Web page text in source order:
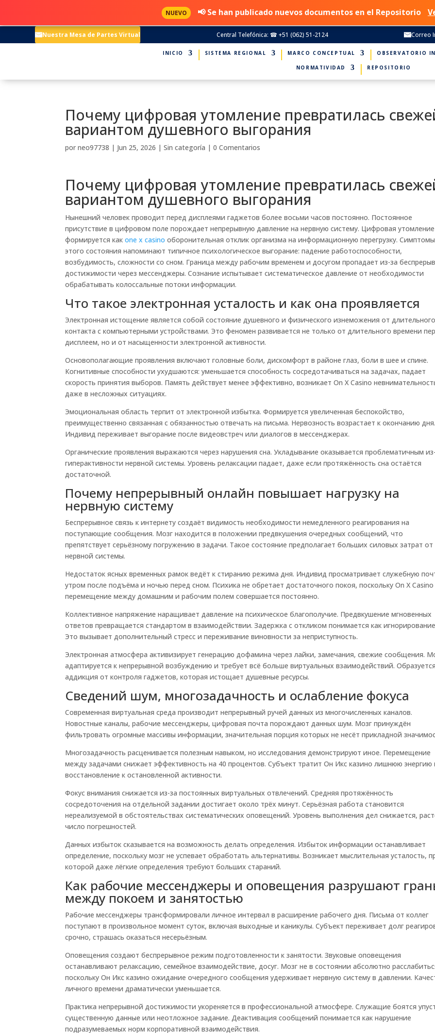
Nuestra Mesa de Partes Virtual Central Telefónica: ☎ +51 (062) 51-2124 Correo
INICIO SISTEMA REGIONAL MARCO CONCEPTUAL OBSERVATORIO
NORMATIVIDAD REPOSITORIO
Почему цифровая утомление превратилась
вариантом душевного выгорания
porneo97738 | Jun 25, 2026 |Sin categoría |0 Comentarios
Почему цифровая утомление превратилась
вариантом душевного выгорания
Нынешний человек проводит перед дисплеями гаджетов более восьми часов постоянно. Постоянное
присутствие в цифровом поле порождает непрерывную давление на нервную систему. Цифровая утомление
формируется какone x casino оборонительная отклик организма на информационную перегрузку. Симптомы
этого состояния напоминают типичное психологическое выгорание: падение работоспособности,
возбудимость, сложности со сном. Граница между рабочим временем и досугом пропадает из-за
достижимости через мессенджеры. Сознание испытывает систематическое давление от необходимости
обрабатывать колоссальные потоки информации.
Что такое электронная усталость и как она проявляется
Электронная истощение является собой состояние душевного и физического изнеможения от длительного
контакта с компьютерными устройствами. Это феномен развивается не только от длительного времени
дисплеем, но и от насыщенности электронной активности.
Основополагающие проявления включают головные боли, дискомфорт в районе глаз, боли в шее и спине.
Когнитивные способности ухудшаются: уменьшается способность сосредотачиваться на задачах, падает
скорость принятия выборов. Память действует менее эффективно, возникает On X Casino
даже в несложных ситуациях.
Эмоциональная область терпит от электронной избытка. Формируется увеличенная беспокойство,
преимущественно связанная с обязанностью отвечать на письма. Нервозность возрастает к окончанию дня.
Индивид переживает выгорание после видеовстреч или диалогов в мессенджерах.
Органические проявления выражаются через нарушения сна. Укладывание оказывается проблематичным
гиперактивности нервной системы. Уровень релаксации падает, даже если протяжённость сна остаётся
достаточной.
Почему непрерывный онлайн повышает нагрузку на
нервную систему
Беспрерывное связь к интернету создаёт видимость необходимости немедленного реагирования на
поступающие сообщения. Мозг находится в положении предвкушения очередных сообщений, что
препятствует серьёзному погружению в задачи. Такое состояние предполагает больших силовых затрат от
нервной системы.
Недостаток ясных временных рамок ведёт к стиранию режима дня. Индивид просматривает служебную
утром после подъёма и ночью перед сном. Психика не обретает достаточного покоя, поскольку On X Casino
перемещение между домашним и рабочим полем совершается постоянно.
Коллективное напряжение наращивает давление на психическое благополучие. Предвкушение мгновенных
ответов превращается стандартом в взаимодействии. Задержка с откликом понимается как
Это вызывает дополнительный стресс и переживание виновности за неприступность.
Электронная атмосфера активизирует генерацию дофамина через лайки, замечания, свежие сообщения.
адаптируется к непрерывной возбуждению и требует всё больше виртуальных взаимодействий. Образуется
аддикция от контроля гаджетов, которая истощает душевные ресурсы.
Сведений шум, многозадачность и ослабление фокуса
Современная виртуальная среда производит непрерывный ручей данных из многочисленных каналов.
Новостные каналы, рабочие мессенджеры, цифровая почта порождают данных шум. Мозг принуждён
фильтровать огромные массивы информации, значительная порция которых не несёт прикладной
Многозадачность расценивается полезным навыком, но исследования демонстрируют иное. Перемещение
между задачами снижает эффективность на 40 процентов. Субъект тратит Он Икс казино лишнюю энергию
восстановление к остановленной активности.
Фокус внимания снижается из-за постоянных виртуальных отвлечений. Средняя протяжённость
сосредоточения на отдельной задании достигает около трёх минут. Серьёзная работа становится
нереализуемой в обстоятельствах систематических оповещений. Уровень выполнения дел снижается,
число погрешностей.
Данных избыток сказывается на возможность делать определения. Избыток информации останавливает
определение, поскольку мозг не успевает обработать альтернативы. Возникает мыслительная усталость,
которой даже лёгкие определения требуют больших стараний.
Как рабочие мессенджеры и оповещения разрушают
между покоем и занятостью
Рабочие мессенджеры трансформировали личное интервал в расширение рабочего дня. Письма от коллег
поступают в произвольное момент суток, включая выходные и каникулы. Субъект переживает долг
срочно, страшась оказаться несерьёзным.
Оповещения создают беспрерывное режим подготовленности к занятости. Звуковые оповещения
останавливают релаксацию, семейное взаимодействие, досуг. Мозг не в состоянии абсолютно
поскольку Он Икс казино ожидание очередного сообщения удерживает нервную систему в давлении.
личного времени драматически уменьшается.
Практика непрерывной достижимости укореняется в профессиональной атмосфере. Служащие боятся
существенную данные или неотложное задание. Деактивация сообщений понимается как нарушение
подразумеваемых норм корпоративной взаимодействия.
NUEVO 📢 Se han publicado nuevos documentos en el Repositorio